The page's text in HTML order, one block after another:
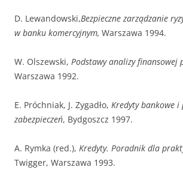
D. Lewandowski,Bezpieczne zarządzanie
w banku komercyj­nym, Warszawa 1994.
W. Olszewski, Podstawy analizy finansowej
Warszawa 1992.
E. Próchniak, J. Zygadło, Kredyty bankowe i
zabezpieczeń, Bydgoszcz 1997.
A. Rymka (red.), Kredyty. Poradnik dla
Twigger, Warszawa 1993.